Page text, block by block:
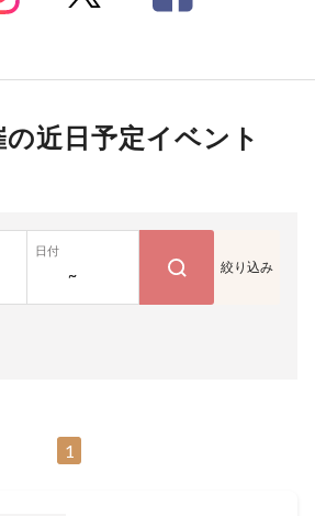
近日予定イベント
日付
~ 絞り込み
1